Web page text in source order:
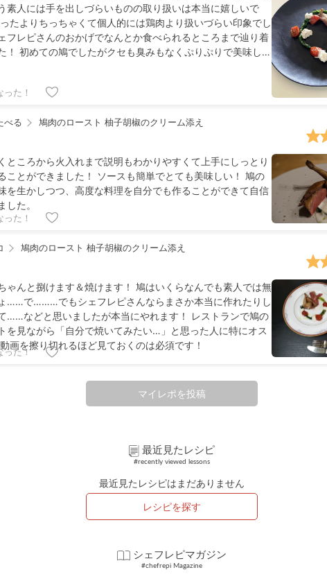
素人には手を出しづらいものの取り扱いは本当に嬉しいで
たよりちっちゃくて個人的には鶏肉より扱いづらい印象でし
フレピさんのおかげでなんとか食べられるところまで辿り着
！ 初めての鳩でしたがクセも臭みもなくぷりぷりで美味しか
た！
べる 鳩肉のロースト 柚子胡椒のクリーム添え
ところから火入れまで説明もわかりやすくて上手にしっとり
ことができました！ ソースも簡単でとても美味しい！ 鳩の
を生かしつつ、高度な料理を自分でも作ることができて自信
した。
た！
鳩肉のロースト 柚子胡椒のクリーム添え
ゃんと捌けます＆焼けます！ 鳩はいくらなんでも素人では無
……で………でもシェフレピさんならまさか本当に作れたりし
……などと思いましたが本当にやれます！ レストランで鳩の
を見ながら「自分で焼いてみたい…」と思った人に特にオス
画を擦り切れるほど見ておくのは必須です！
った！
マイレポを投稿
最近見たレシピ
#recently viewed lessons
最近見たレシピはまだありません
レシピを探す
シェフレピマガジン
#chefrepi Magazine